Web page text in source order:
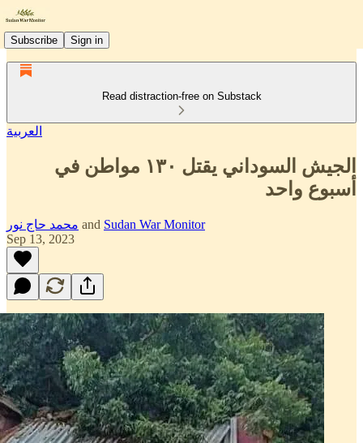
Subscribe Sign in
Read distraction-free on Substack
العربية
الجيش السوداني يقتل ١٣٠ مواطن في
أسبوع واحد
محمد حاج نور and Sudan War Monitor
Sep 13, 2023